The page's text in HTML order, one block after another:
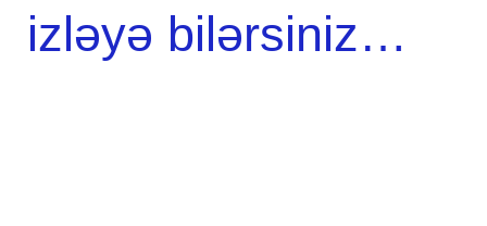
izləyə bilərsiniz…